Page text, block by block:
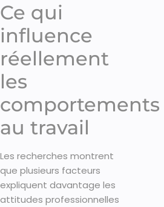
Ce qui
influence
réellement
les
comportements
au travail
Les recherches montrent
que plusieurs facteurs
expliquent davantage les
attitudes professionnelles